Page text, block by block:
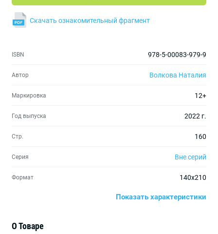
ISBN 978-5-00083-979-9
Автор Волкова Наталия
Маркировка 12+
Год выпуска 2022 г.
Стр. 160
Серия Вне серий
Формат 140х210
Для среднего школьного возраста
Показать характеристики
Скачать ознакомительный фрагмент
О Товаре